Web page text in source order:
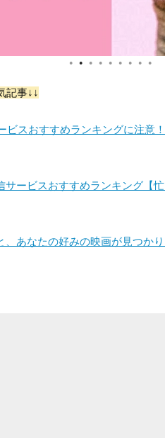
● ● ● ● ● ● ● ● ●
記事↓↓
ビスおすすめランキングに注意
サービスおすすめランキング【
あなたの好みの映画が見つかり